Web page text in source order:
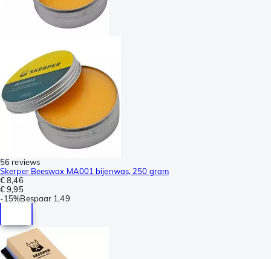
56 reviews
Skerper Beeswax MA001 bijenwas, 250 gram
€ 8,46
€ 9,95
-15%Bespaar 1,49